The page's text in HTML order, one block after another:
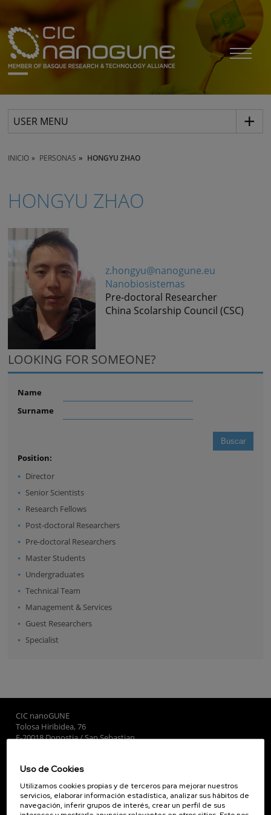
USER MENU
INICIO PERSONAS HONGYU ZHAO
HONGYU ZHAO
z.hongyu@nanogune.eu
Nanobiosistemas
Pre-doctoral Researcher
China Scolarship Council (CSC)
LOOKING FOR SOMEONE?
Name
Surname
Position:
Director
Senior Scientists
Research Fellows
Post-doctoral Researchers
Pre-doctoral Researchers
Master Students
Undergraduates
Technical Team
Management & Services
Guest Researchers
Specialist
CIC nanoGUNE
Tolosa Hiribidea, 76
E-20018 Donostia / San Sebastian
Subscribe to our Newsletter
nanoGUNE
Uso de Cookies
Utilizamos cookies propias y de terceros para mejorar nuestros
servicios, elaborar información estadística, analizar sus hábitos de
navegación, inferir grupos de interés, crear un perfil de sus